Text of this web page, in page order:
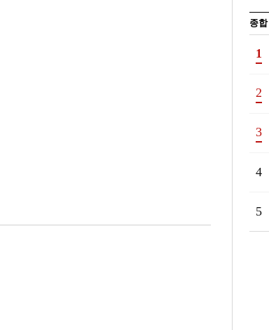
종합
1
2
3
4
5